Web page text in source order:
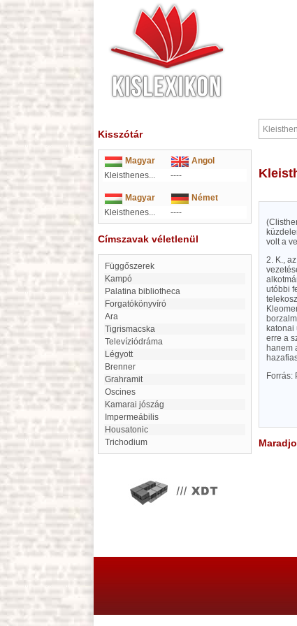
Kisszótár
Magyar
Angol
Kleisthenes...
----
Magyar
Német
Kleisthenes...
----
Címszavak véletlenül
Függőszerek
Kampó
Palatina bibliotheca
forgatókönyvíró
ara
Tigrismacska
televíziódráma
Légyott
Brenner
grahramit
Oscines
Kamarai jószág
impermeábilis
Housatonic
Trichodium
volt a
2. K.,
utóbbi
katonai
erre a
hanem
Forrás: